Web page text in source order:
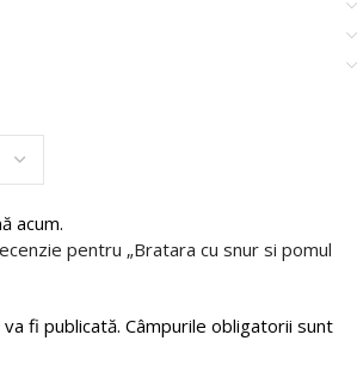
acum.
pentru „Bratara cu snur si pomul
fi publicată. Câmpurile obligatorii sunt